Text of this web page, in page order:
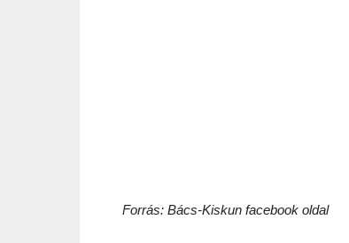
Forrás: Bács-Kiskun facebook oldal